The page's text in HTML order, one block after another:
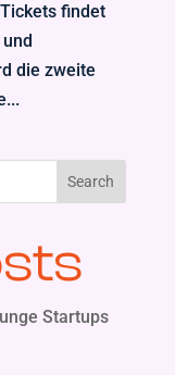
findet
die zweite
Search
Startups